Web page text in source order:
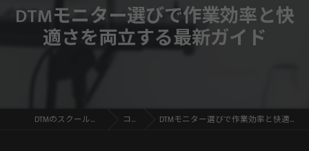
DTMモニター選びで作業効率と快
適さを両立する最新ガイド
DTMのスクールならMMCollege コラム DTMモニター選びで作業効率と快適さを両立する最新ガイド